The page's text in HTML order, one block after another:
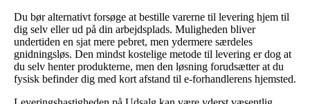
Du bør alternativt forsøge at bestille varerne til levering hjem til
dig selv eller ud på din arbejdsplads. Muligheden bliver
undertiden en sjat mere pebret, men ydermere særdeles
gnidningsløs. Den mindst kostelige metode til levering er dog at
du selv henter produkterne, men den løsning forudsætter at du
fysisk befinder dig med kort afstand til e-forhandlerens hjemsted.